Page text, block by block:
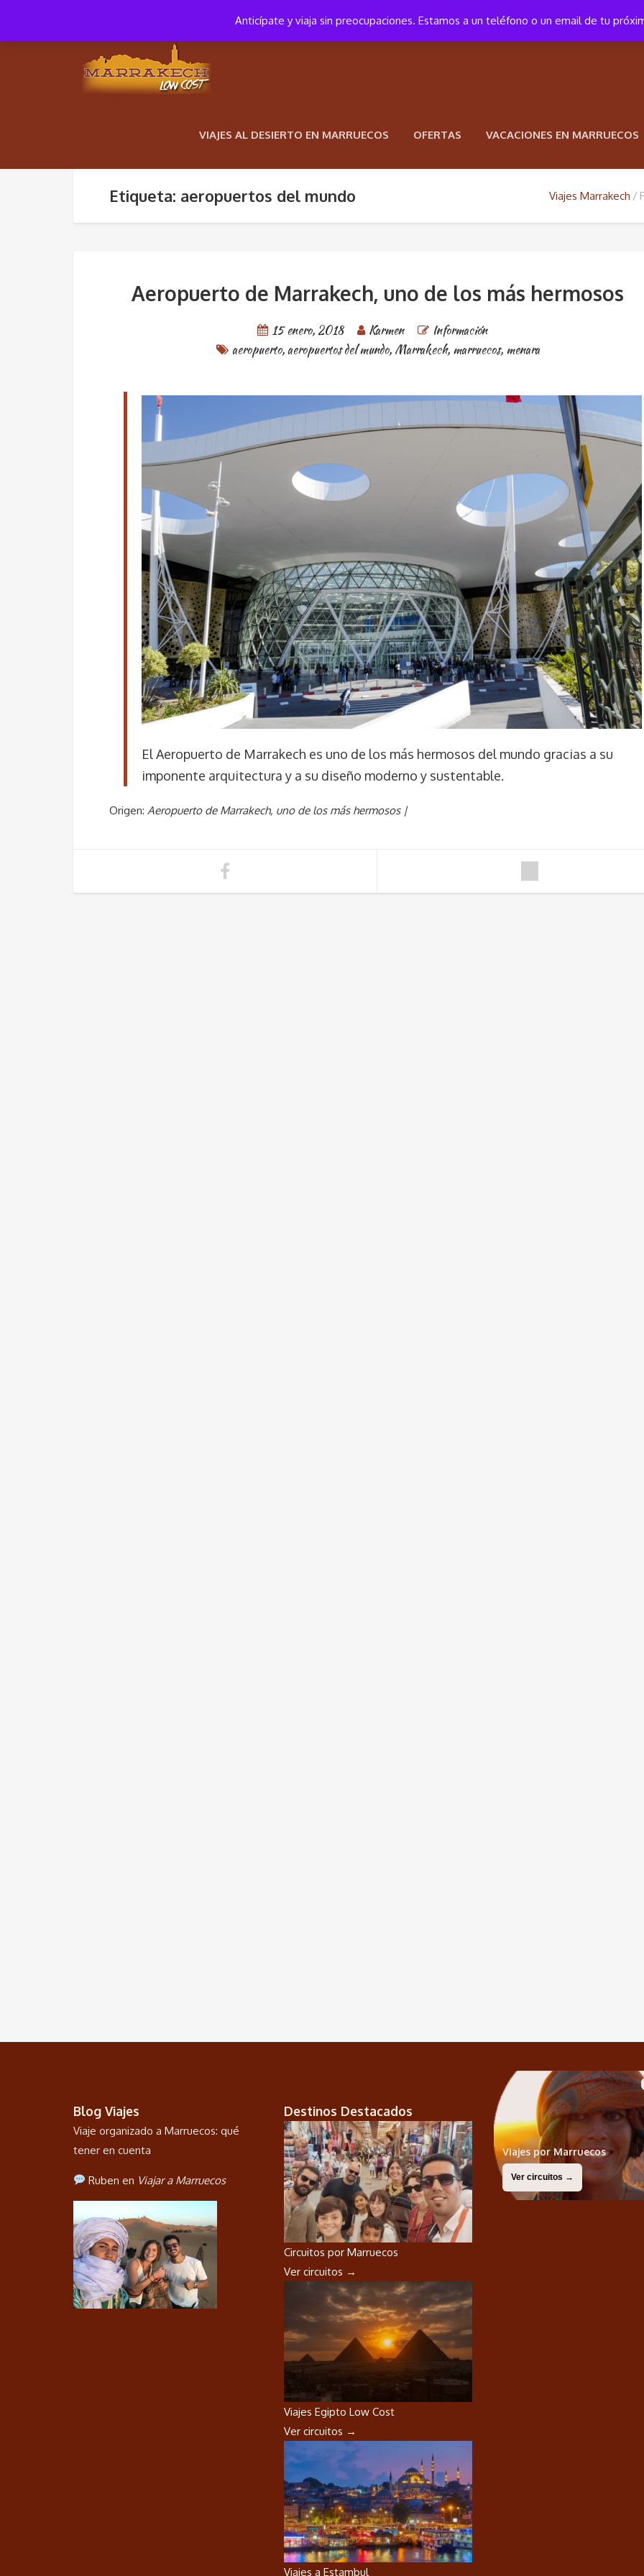
10:00 – 18:00
VIAJES AL DESIERTO EN MARRUECOS OFERTAS VACACIONES EN MARRUECOS
Etiqueta: aeropuertos del mundo Viajes Marrakech
Aeropuerto de Marrakech, uno de los más hermosos
15 enero, 2018 Karmen
Información
aeropuerto,aeropuertos del mundo, Marrakech, marruecos, menara
El Aeropuerto de Marrakech es uno de los más hermosos del mundo gracias a su
imponente arquitectura y a su diseño moderno y sustentable.
Origen: Aeropuerto de Marrakech, uno de los más hermosos |
Blog Viajes
Viaje organizado a Marruecos: qué
tener en cuenta
Ruben en Viajar a Marruecos
Destinos Destacados
Circuitos por Marruecos
Ver circuitos →
Viajes Egipto Low Cost
Ver circuitos →
Viajes a Estambul
Viajes por Marruecos
Ver circuitos →
Anticípate y viaja sin preocupaciones. Estamos a un teléfono o un email de tu